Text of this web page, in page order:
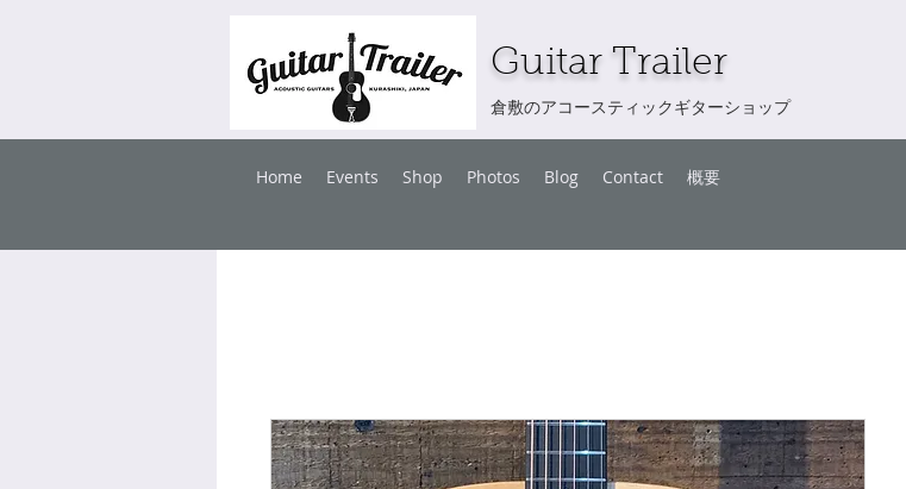
Guitar Trailer
倉敷のアコースティックギターショップ
Home Events Shop Photos Blog Contact 概要